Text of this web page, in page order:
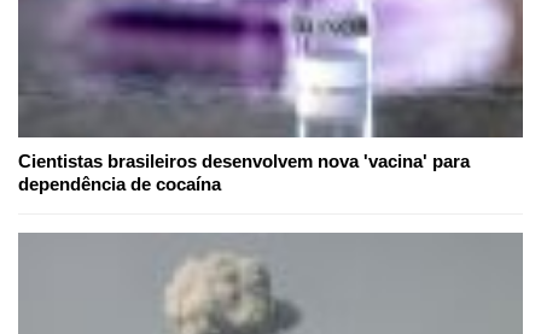
Cientistas brasileiros desenvolvem nova 'vacina' para
dependência de cocaína